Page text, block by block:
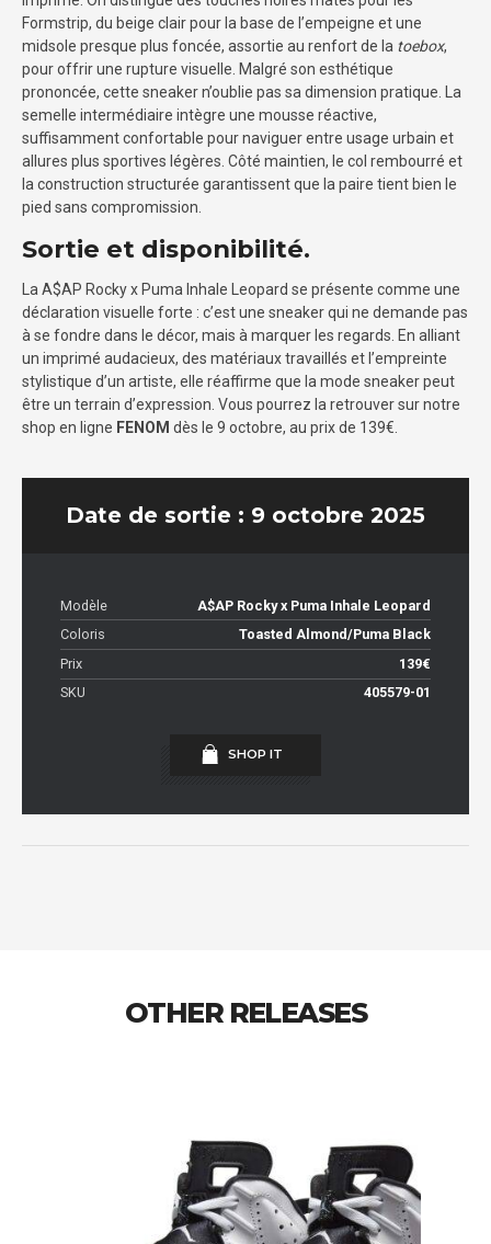
Formstrip, du beige clair pour la base de l’empeigne et une
midsole presque plus foncée, assortie au renfort de la toebox,
pour offrir une rupture visuelle. Malgré son esthétique
prononcée, cette sneaker n’oublie pas sa dimension pratique. La
semelle intermédiaire intègre une mousse réactive,
suffisamment confortable pour naviguer entre usage urbain et
allures plus sportives légères. Côté maintien, le col rembourré et
la construction structurée garantissent que la paire tient bien le
pied sans compromission.
Sortie et disponibilité.
La A$AP Rocky x Puma Inhale Leopard se présente comme une
déclaration visuelle forte : c’est une sneaker qui ne demande pas
à se fondre dans le décor, mais à marquer les regards. En alliant
un imprimé audacieux, des matériaux travaillés et l’empreinte
stylistique d’un artiste, elle réaffirme que la mode sneaker peut
être un terrain d’expression. Vous pourrez la retrouver sur notre
shop en ligne FENOM dès le 9 octobre, au prix de 139€.
Date de sortie : 9 octobre 2025
Modèle
A$AP Rocky x Puma Inhale Leopard
Coloris
Toasted Almond/Puma Black
Prix
139€
SKU
405579-01
SHOP IT
OTHER RELEASES